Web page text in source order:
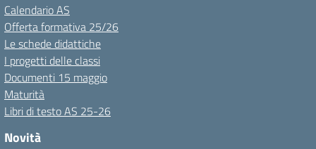
Calendario AS
Offerta formativa 25/26
Le schede didattiche
I progetti delle classi
Documenti 15 maggio
Maturità
Libri di testo AS 25-26
Novità